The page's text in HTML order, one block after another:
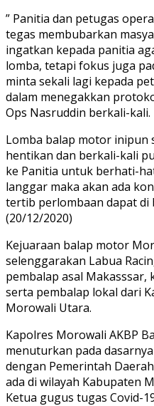
” Panitia dan petugas
tegas membubarkan
ingatkan kepada panitia
lomba, tetapi fokus juga
minta sekali lagi kepada
dalam menegakkan
Ops Nasruddin berkali-kali.
Lomba balap motor inipun
hentikan dan berkali-kali
ke Panitia untuk berhati-
langgar maka akan ada
tertib perlombaan dapat di
(20/12/2020)
Kejuaraan balap motor
selenggarakan Labua
pembalap asal
serta pembalap lokal dari
Morowali Utara.
Kapolres Morowali AKBP
menuturkan pada
dengan Pemerintah
ada di wilayah Kabupaten
Ketua gugus tugas Covid-